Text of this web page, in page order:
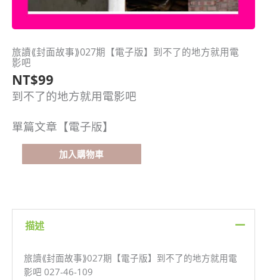
旅讀⟪封面故事⟫027期【電子版】到不了的地方就用電
影吧
NT$99
到不了的地方就用電影吧
單篇文章【電子版】
旅
讀
⟪封
面
事⟫
027
【電
加入購物車
描述
旅讀⟪封面故事⟫027期【電子版】到不了的地方就用電
影吧 027-46-109